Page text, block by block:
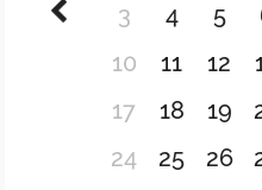
3
4 5
10
11 12
17
18 19
24
25 26